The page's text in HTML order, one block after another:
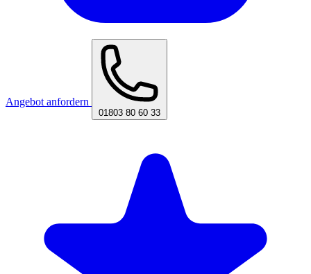
Angebot anfordern
01803 80 60 33